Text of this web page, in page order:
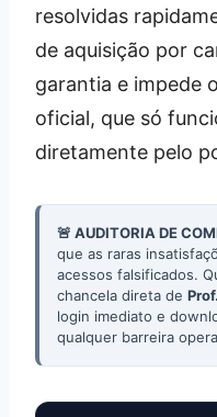
resolvidas
de aquisição por
garantia e impede
oficial, que só
diretamente pelo
🚨 AUDITORIA DE
que as raras
acessos falsificados.
chancela direta de
login imediato e
qualquer barreira